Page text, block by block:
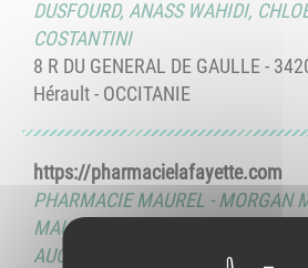
DUSFOURD, ANASS WAHIDI,
COSTANTINI
8 R DU GENERAL DE GAULLE -
Hérault - OCCITANIE
https://pharmacielafayette.com
PHARMACIE MAUREL -MORGAN
MAUD GALLIANO
AUCAGNE
CLAIRE CESARI-MARCEL